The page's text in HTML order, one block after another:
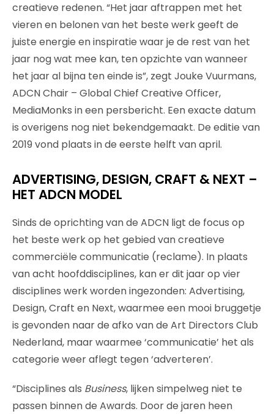
creatieve redenen. “Het jaar aftrappen met het
vieren en belonen van het beste werk geeft de
juiste energie en inspiratie waar je de rest van het
jaar nog wat mee kan, ten opzichte van wanneer
het jaar al bijna ten einde is”, zegt Jouke Vuurmans,
ADCN Chair – Global Chief Creative Officer,
MediaMonks in een persbericht. Een exacte datum
is overigens nog niet bekendgemaakt. De editie van
2019 vond plaats in de eerste helft van april.
ADVERTISING, DESIGN, CRAFT & NEXT –
HET ADCN MODEL
Sinds de oprichting van de ADCN ligt de focus op
het beste werk op het gebied van creatieve
commerciële communicatie (reclame). In plaats
van acht hoofddisciplines, kan er dit jaar op vier
disciplines werk worden ingezonden: Advertising,
Design, Craft en Next, waarmee een mooi bruggetje
is gevonden naar de afko van de Art Directors Club
Nederland, maar waarmee ‘communicatie’ het als
categorie weer aflegt tegen ‘adverteren’.
“Disciplines als Business, lijken simpelweg niet te
passen binnen de Awards. Door de jaren heen